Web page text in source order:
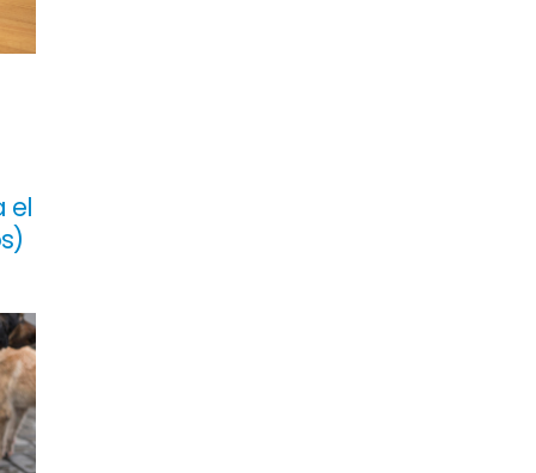
el